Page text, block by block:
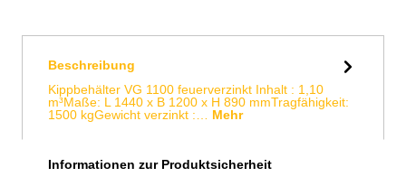
Beschreibung
Kippbehälter VG 1100 feuerverzinkt Inhalt : 1,10
m³Maße: L 1440 x B 1200 x H 890 mmTragfähigkeit:
1500 kgGewicht verzinkt :… Mehr
Informationen zur Produktsicherheit